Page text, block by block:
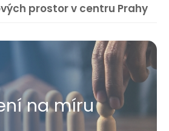
prostor v centru Prahy
na míru